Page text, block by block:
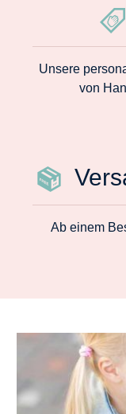
Unsere
von
Ab einem